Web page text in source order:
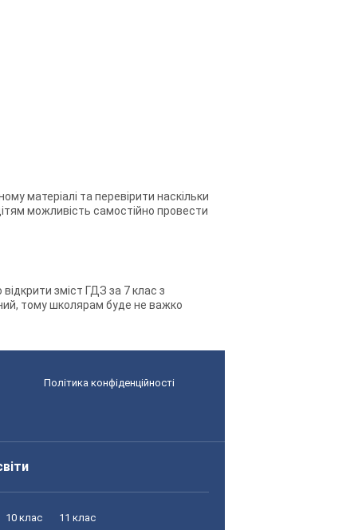
матеріалі та перевірити наскільки
можливість самостійно провести
зміст ГДЗ за 7 клас з
тому школярам буде не важко
Політика конфіденційності
10 клас 11 клас